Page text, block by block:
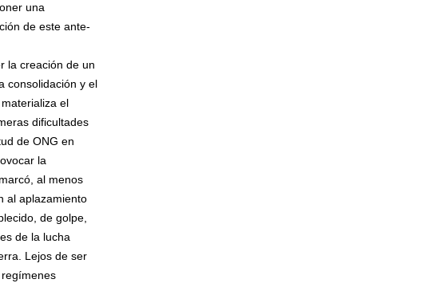
una
de este ante-
la creación de un
consolidación y el
el
dificultades
de ONG en
la
al menos
al aplazamiento
de golpe,
de la lucha
Lejos de ser